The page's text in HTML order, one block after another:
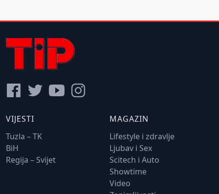
VIJESTI
Tuzla – TK
BiH
Regija – Svijet
MAGAZIN
Lifestyle i zdravlje
Ljubav i Sex
Scitech i Auto
Showtime
Video